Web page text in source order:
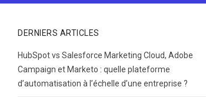
DERNIERS ARTICLES
HubSpot vs Salesforce Marketing Cloud, Adobe
Campaign et Marketo : quelle plateforme
d’automatisation à l’échelle d’une entreprise ?